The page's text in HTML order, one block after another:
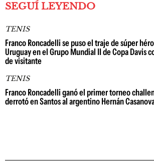
SEGUÍ LEYENDO
TENIS
Franco Roncadelli se puso el traje de súper
Uruguay en el Grupo Mundial II de Copa Davis
de visitante
TENIS
Franco Roncadelli ganó el primer torneo
derrotó en Santos al argentino Hernán